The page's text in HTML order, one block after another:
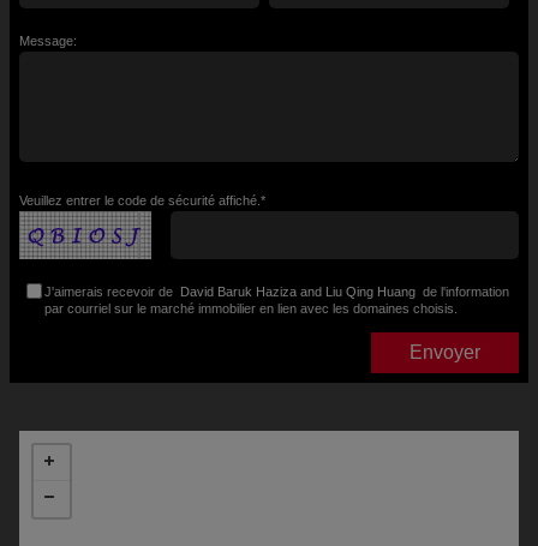
Message:
Veuillez entrer le code de sécurité affiché.*
J'aimerais recevoir de David Baruk Haziza and Liu Qing Huang de l'information
par courriel sur le marché immobilier en lien avec les domaines choisis.